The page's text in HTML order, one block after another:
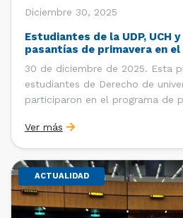
Diciembre 30, 2025
Estudiantes de la UDP, UCH
pasantías de primavera en el
30 de diciembre de 2025. Esta
estudiantes de Derecho de
participaron en el programa de
de Santiago (CCS). Entre el 3 de
diciembre realizaron su
Ver más
ACTUALIDAD